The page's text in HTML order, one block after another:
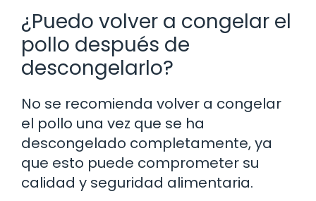
¿Puedo volver a congelar el
pollo después de
descongelarlo?
No se recomienda volver a congelar
el pollo una vez que se ha
descongelado completamente, ya
que esto puede comprometer su
calidad y seguridad alimentaria.